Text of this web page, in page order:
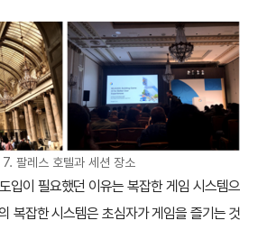
7. 팔레스 호텔과 세션 장소
입이 필요했던 이유는 복잡한 게임 시스템으
복잡한 시스템은 초심자가 게임을 즐기는 것